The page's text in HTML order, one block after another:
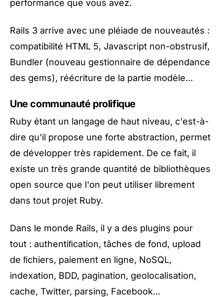
performance que vous avez.
Rails 3 arrive avec une pléiade de nouveautés :
compatibilité HTML 5, Javascript non-obstrusif,
Bundler (nouveau gestionnaire de dépendance
des gems), réécriture de la partie modèle...
Une communauté prolifique
Ruby étant un langage de haut niveau, c'est-à-
dire qu'il propose une forte abstraction, permet
de développer très rapidement. De ce fait, il
existe un très grande quantité de bibliothèques
open source que l'on peut utiliser librement
dans tout projet Ruby.
Dans le monde Rails, il y a des plugins pour
tout : authentiﬁcation, tâches de fond, upload
de ﬁchiers, paiement en ligne, NoSQL,
indexation, BDD, pagination, geolocalisation,
cache, Twitter, parsing, Facebook...